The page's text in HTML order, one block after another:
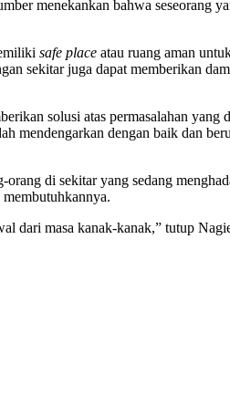
menekankan bahwa seseorang
safe place atau ruang aman
sekitar juga dapat memberikan
solusi atas permasalahan yang
mendengarkan dengan baik dan
di sekitar yang sedang
dari masa kanak-kanak,” tutup